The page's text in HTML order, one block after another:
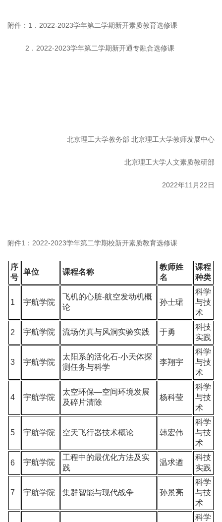
附件：1．2022-2023学年第二学期新开素质教育选修课
2．2022-2023学年第二学期新开通专融合选修课
北京理工大学教务部 北京理工大学教师发展中心
北京理工大学人文素质教研部
2022年11月22日
附件1：2022-2023学年第二学期校新开素质教育选修课
序
号
单位 课程名称
教师姓
名
课程
种类
1 宇航学院
飞机的心脏-航空发动机概
论
孙士珺
科学
与技
术
2 宇航学院 流场仿真与风洞实验实践 于勇
科技
实践
3 宇航学院
太阳系的活化石-小天体探
测任务与科学
李翔宇
科学
与技
术
4 宇航学院
太空环保—空间环境发展
及碎片清除
杨科莹
科学
与技
术
5 宇航学院 空天飞行器技术概论 韩宏伟
科学
与技
术
6 宇航学院
工程中的最优化方法及实
践
温求遒
科技
实践
7 宇航学院 集群智能与现代战争 孙景亮
科学
与技
术
科学